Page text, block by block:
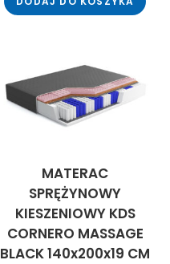
MATERAC
SPRĘŻYNOWY
KIESZENIOWY KDS
CORNERO MASSAGE
BLACK 140x200x19 CM